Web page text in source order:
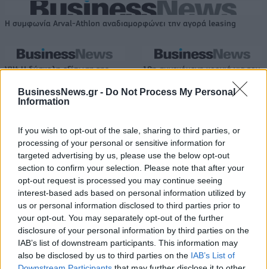
BusinessNews.gr - Do Not Process My Personal
Information
If you wish to opt-out of the sale, sharing to third parties, or
processing of your personal or sensitive information for
targeted advertising by us, please use the below opt-out
section to confirm your selection. Please note that after your
opt-out request is processed you may continue seeing
interest-based ads based on personal information utilized by
us or personal information disclosed to third parties prior to
your opt-out. You may separately opt-out of the further
disclosure of your personal information by third parties on the
IAB’s list of downstream participants. This information may
also be disclosed by us to third parties on the IAB’s List of
Η συμφωνία Arval-Athlon αναδιαμορφώνει την αγορά leasing
VW: Η δύσκολη εξίσωση της
18η συνεχόμενη χρονιά για τον
ΟΤΕ στη διεθνή σειρά δεικτών
FTSE4Good
Alpha Bank: Για πρώτη φορά το Αρχαίο Θέατρο Επιδαύρου άνοιξε τις
πύλες του σε όλους
ESG Report 2025: Πώς η ΑΒ Βασιλόπουλος μετατρέπει τη
βιωσιμότητα σε καθημερινή πράξη